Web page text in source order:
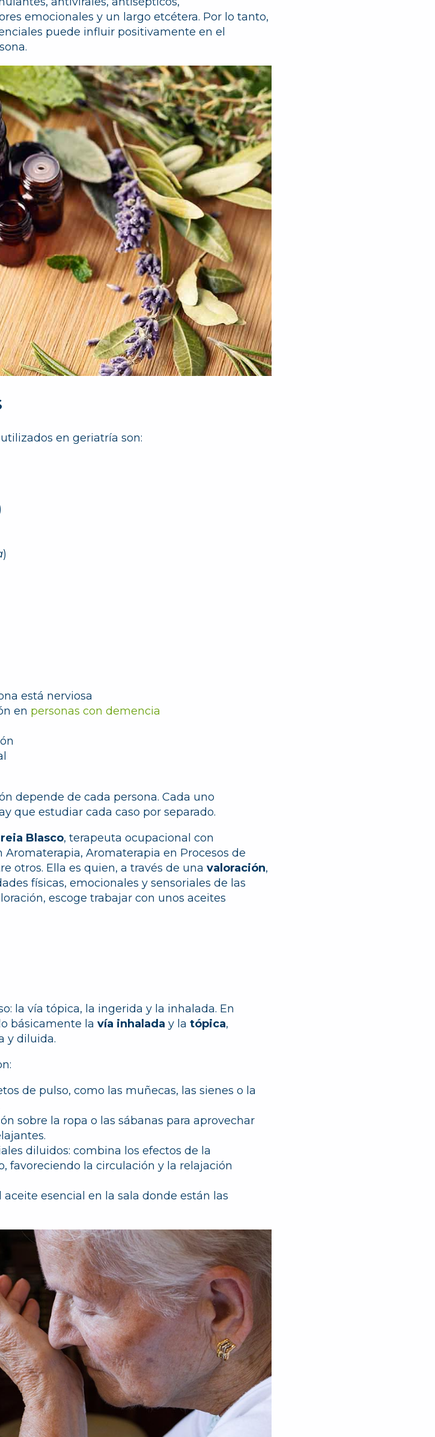
emocionales y un largo etcétera. Por lo tanto,
puede influir positivamente en el
en geriatría son:
)
está nerviosa
en personas con demencia
depende de cada persona. Cada uno
que estudiar cada caso por separado.
Blasco, terapeuta ocupacional con
Aromaterapia en Procesos de
otros. Ella es quien, a través de una valoración,
físicas, emocionales y sensoriales de las
escoge trabajar con unos aceites
la vía tópica, la ingerida y la inhalada. En
básicamente la vía inhalada y la tópica,
y diluida.
de pulso, como las muñecas, las sienes o la
sobre la ropa o las sábanas para aprovechar
diluidos: combina los efectos de la
favoreciendo la circulación y la relajación
aceite esencial en la sala donde están las